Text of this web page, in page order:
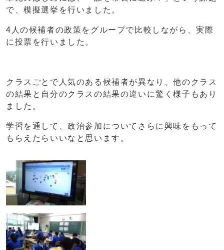
で、模擬選挙を行いました。
4人の候補者の政策をグループで比較しながら、実際
に投票を行いました。
クラスごとで人気のある候補者が異なり、他のクラス
の結果と自分のクラスの結果の違いに驚く様子もあり
ました。
学習を通して、政治参加についてさらに興味をもって
もらえたらいいなと思います。